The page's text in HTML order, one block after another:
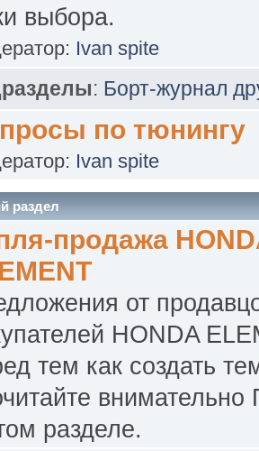
выбора.
Ivan spite
: Борт-журнал
по тюнингу
Ivan spite
раздел
продажа
от
HONDA
тем как создать
разделе.